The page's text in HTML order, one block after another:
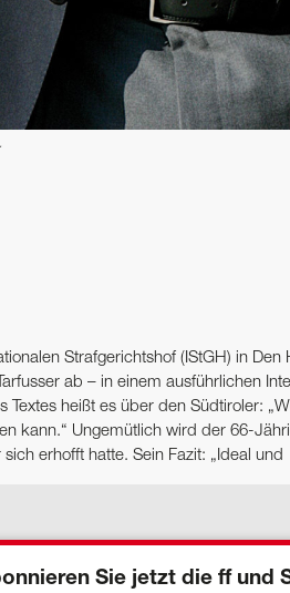
Strafgerichtshof (IStGH) in
ab – in einem ausführlichen
Textes heißt es über den Südtiroler:
kann.“ Ungemütlich wird der 66-
erhofft hatte. Sein Fazit: „Ideal und
Sie jetzt die ff und